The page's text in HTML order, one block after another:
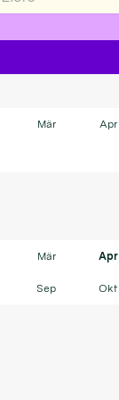
Mär Apr
Mär Apr
Sep Okt